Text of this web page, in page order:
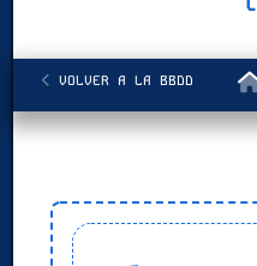
VOLVER A LA BBDD